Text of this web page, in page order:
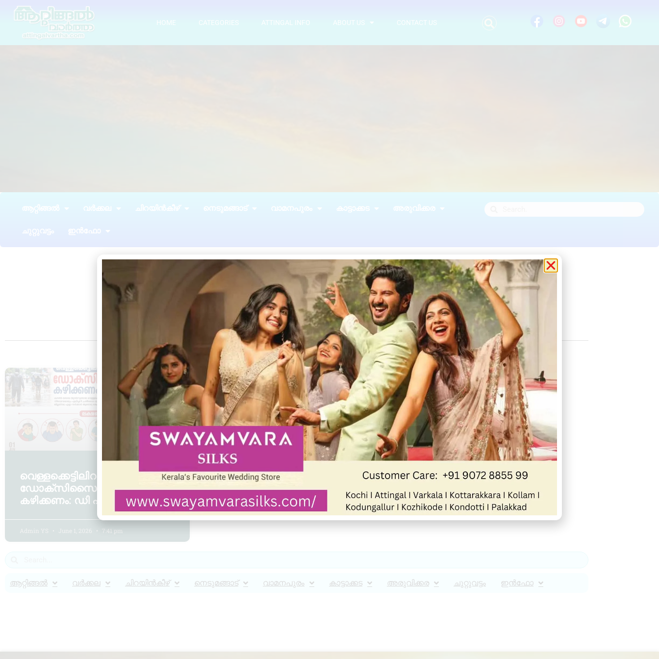
HOME CATEGORIES ATTINGAL INFO ABOUT US CONTACT US
ആറ്റിങ്ങൽ വർക്കല ചിറയിൻകീഴ് നെടുമങ്ങാട് വാമനപുരം കാട്ടാക്കട അരുവിക്കര
ചുറ്റുവട്ടം ഇൻഫോ
Tag: Jaundice
HEALTH
വെള്ളക്കെട്ടിലിറങ്ങിയവർ
ഡോക്‌സിസൈക്ലിൻ
കഴിക്കണം: ഡി എം ഒ
Admin YS June 1, 2026 7:41 pm
ആറ്റിങ്ങൽ വർക്കല ചിറയിൻകീഴ് നെടുമങ്ങാട് വാമനപുരം കാട്ടാക്കട അരുവിക്കര ചുറ്റുവട്ടം ഇൻഫോ